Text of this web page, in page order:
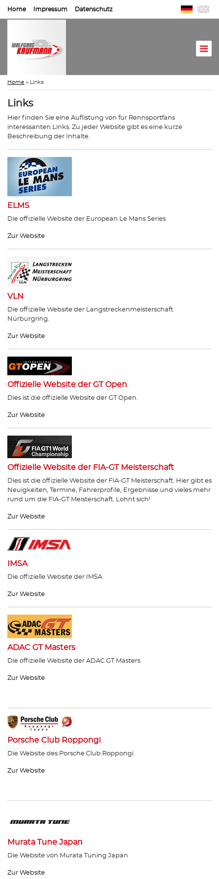
Home Impressum Datenschutz
Home » Links
Links
Hier finden Sie eine Auflistung von für Rennsportfans
interessanten Links. Zu jeder Website gibt es eine kurze
Beschreibung der Inhalte.
ELMS
Die offizielle Website der European Le Mans Series
Zur Website
VLN
Die offizielle Website der Langstreckenmeisterschaft
Nürburgring.
Zur Website
Offizielle Website der GT Open
Dies ist die offizielle Website der GT Open.
Zur Website
Offizielle Website der FIA-GT Meisterschaft
Dies ist die offizielle Website der FIA-GT Meisterschaft. Hier gibt es
Neuigkeiten, Termine, Fahrerprofile, Ergebnisse und vieles mehr
rund um die FIA-GT Meisterschaft. Lohnt sich!
Zur Website
IMSA
Die offizielle Website der IMSA
Zur Website
ADAC GT Masters
Die offizielle Website der ADAC GT Masters
Zur Website
Porsche Club Roppongi
Die Website des Porsche Club Roppongi
Zur Website
Murata Tune Japan
Die Website von Murata Tuning Japan
Zur Website